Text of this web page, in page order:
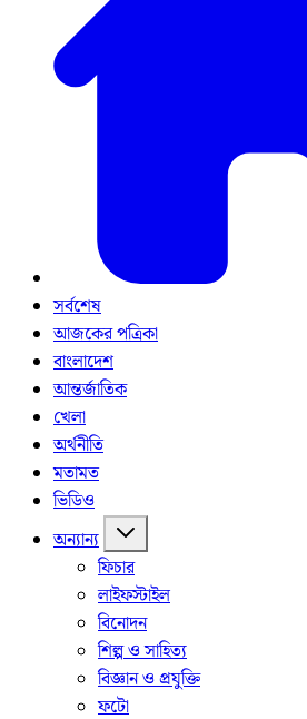
সর্বশেষ
আজকের পত্রিকা
বাংলাদেশ
আন্তর্জাতিক
খেলা
অর্থনীতি
মতামত
ভিডিও
অন্যান্য
ফিচার
লাইফস্টাইল
বিনোদন
শিল্প ও সাহিত্য
বিজ্ঞান ও প্রযুক্তি
ফটো